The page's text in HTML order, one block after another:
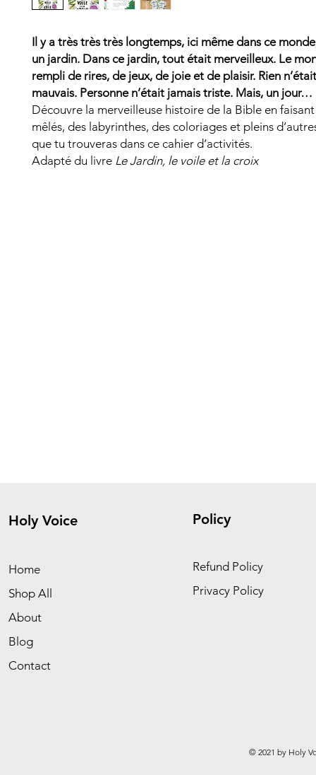
Il y a très très très longtemps, ici même dans ce
un jardin. Dans ce jardin, tout était merveilleux. Le
rempli de rires, de jeux, de joie et de plaisir. Rien
mauvais. Personne n’était jamais triste. Mais, un jour…
Découvre la merveilleuse histoire de la Bible en
mêlés, des labyrinthes, des coloriages et pleins
que tu trouveras dans ce cahier d’activités.
Adapté du livre Le Jardin, le voile et la croix
Holy Voice
Home
Shop All
About
Blog
Contact
Policy
Refund Policy
Privacy Policy
© 2021 by Holy